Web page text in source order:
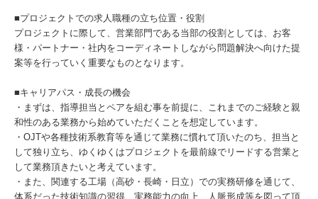
■プロジェクトでの求人職種の立ち位置・役割
プロジェクトに際して、営業部門である当部の役割としては、お客
様・パートナー・社内をコーディネートしながら問題解決へ向けた提
案等を行っていく重要なものとなります。
■キャリアパス・成長の機会
・まずは、指導担当とペアを組む事を前提に、これまでのご経験と親
和性のある業務から始めていただくことを想定しています。
・OJTや各種技術系教育等を通じて業務に慣れて頂いたのち、担当と
して独り立ち、ゆくゆくはプロジェクトを最前線でリードする営業と
して業務頂きたいと考えています。
・また、関連する工場（高砂・長崎・日立）での実務研修を通じて、
体系だった技術知識の習得、実務能力の向上、人脈形成等を図って頂